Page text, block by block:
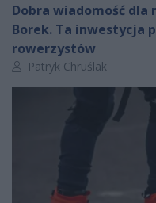
Dobra wiadomość dla
Borek. Ta inwestycja
rowerzystów
Autor artykułu:
Patryk Chruślak